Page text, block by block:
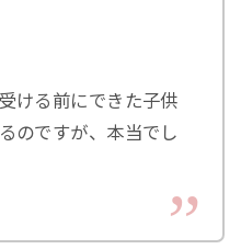
ける前にできた子供
のですが、本当でし